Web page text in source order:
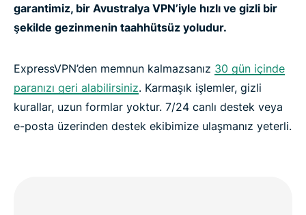
garantimiz, bir Avustralya VPN’iyle hızlı ve gizli bir
şekilde gezinmenin taahhütsüz yoludur.
ExpressVPN’den memnun kalmazsanız 30 gün içinde
paranızı geri alabilirsiniz. Karmaşık işlemler, gizli
kurallar, uzun formlar yoktur. 7/24 canlı destek veya
e-posta üzerinden destek ekibimize ulaşmanız yeterli.